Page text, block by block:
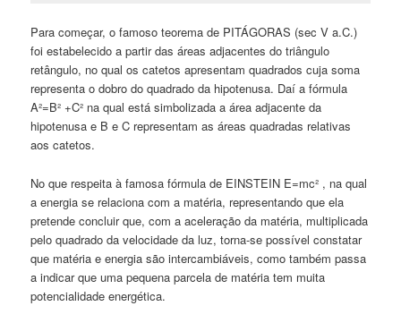
Para começar, o famoso teorema de PITÁGORAS (sec V a.C.)
foi estabelecido a partir das áreas adjacentes do triângulo
retângulo, no qual os catetos apresentam quadrados cuja soma
representa o dobro do quadrado da hipotenusa. Daí a fórmula
A²=B² +C² na qual está simbolizada a área adjacente da
hipotenusa e B e C representam as áreas quadradas relativas
aos catetos.
No que respeita à famosa fórmula de EINSTEIN E=mc² , na qual
a energia se relaciona com a matéria, representando que ela
pretende concluir que, com a aceleração da matéria, multiplicada
pelo quadrado da velocidade da luz, torna-se possível constatar
que matéria e energia são intercambiáveis, como também passa
a indicar que uma pequena parcela de matéria tem muita
potencialidade energética.